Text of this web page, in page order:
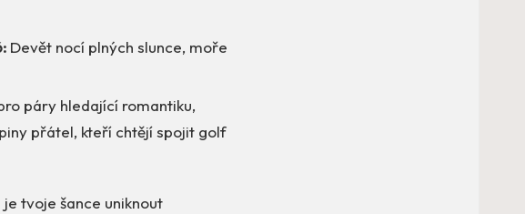
Devět nocí plných slunce, moře
páry hledající romantiku,
přátel, kteří chtějí spojit golf
je tvoje šance uniknout